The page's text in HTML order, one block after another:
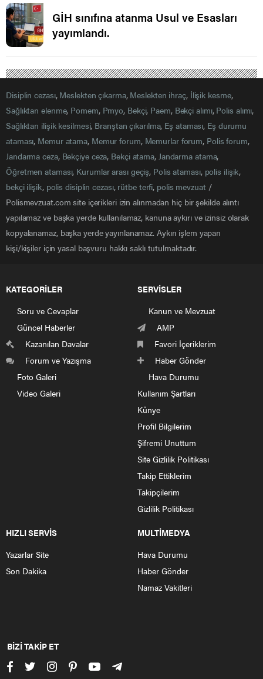
GİH sınıfına atanma Usul ve Esasları
yayımlandı.
Disiplin cezası, Meslekten çıkarma, Meslekten ihraç, İlişik kesme,
Sağlıktan elenme, Pomem, Pmyo, Bekçi, Paem, Bekçi alımı, Polis alımı,
Sağlıktan ilişik kesilmesi, Branştan çıkarılma, Eş ataması, Eş durumu
ataması, Memur atama, Memur forum, Memurlar forum, Polis forum,
Jandarma ceza, Bekçiye ceza, Bekçi atama, Jandarma atama,
Öğretmen ataması, Kurumlar arası geçiş, Polis ataması, polis ilişik,
bekçi ilişik, polis disiplin cezası, rütbe terfi, polis mevzuat/
Polismevzuat.com site içerikleri izin alınmadan hiç bir şekilde alıntı
yapılamaz ve başka yerde kullanılamaz, kanuna aykırı ve izinsiz olarak
kopyalanamaz, başka yerde yayınlanamaz. Aykırı işlem yapan
kişi/kişiler için yasal başvuru hakkı saklı tutulmaktadır.
KATEGORİLER
Soru ve Cevaplar
Güncel Haberler
Kazanılan Davalar
Forum ve Yazışma
Foto Galeri
Video Galeri
SERVİSLER
Kanun ve Mevzuat
AMP
Favori İçeriklerim
Haber Gönder
Hava Durumu
Kullanım Şartları
Künye
Profil Bilgilerim
Şifremi Unuttum
Site Gizlilik Politikası
Takip Ettiklerim
Takipçilerim
Gizlilik Politikası
HIZLI SERVİS
Yazarlar Site
Son Dakika
MULTİMEDYA
Hava Durumu
Haber Gönder
Namaz Vakitleri
BİZİ TAKİP ET